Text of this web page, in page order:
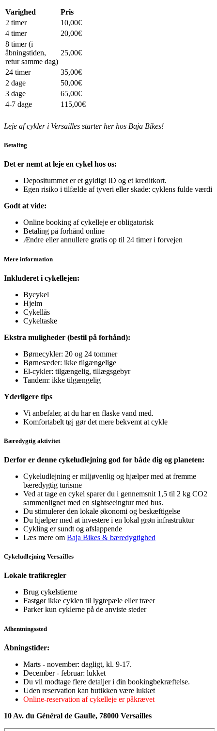
Varighed
Pris
2 timer
10,00€
4 timer
20,00€
8 timer (i
åbningstiden,
retur samme dag)
25,00€
24 timer
35,00€
2 dage
50,00€
3 dage
65,00€
4-7 dage
115,00€
Leje af cykler i Versailles starter her hos Baja Bikes!
Betaling
Det er nemt at leje en cykel hos os:
Depositummet er et gyldigt ID og et kreditkort.
Egen risiko i tilfælde af tyveri eller skade: cyklens fulde værdi
Godt at vide:
Online booking af cykelleje er obligatorisk
Betaling på forhånd online
Ændre eller annullere gratis op til 24 timer i forvejen
Mere information
Inkluderet i cykellejen:
Bycykel
Hjelm
Cykellås
Cykeltaske
Ekstra muligheder (bestil på forhånd):
Børnecykler: 20 og 24 tommer
Børnesæder: ikke tilgængelige
El-cykler: tilgængelig, tillægsgebyr
Tandem: ikke tilgængelig
Yderligere tips
Vi anbefaler, at du har en flaske vand med.
Komfortabelt tøj gør det mere bekvemt at cykle
Bæredygtig aktivitet
Derfor er denne cykeludlejning god for både dig og planeten:
Cykeludlejning er miljøvenlig og hjælper med at fremme
bæredygtig turisme
Ved at tage en cykel sparer du i gennemsnit 1,5 til 2 kg CO2
sammenlignet med en sightseeingtur med bus.
Du stimulerer den lokale økonomi og beskæftigelse
Du hjælper med at investere i en lokal grøn infrastruktur
Cykling er sundt og afslappende
Læs mere om Baja Bikes & bæredygtighed
Cykeludlejning Versailles
Lokale trafikregler
Brug cykelstierne
Fastgør ikke cyklen til lygtepæle eller træer
Parker kun cyklerne på de anviste steder
Afhentningssted
Åbningstider:
Marts - november: dagligt, kl. 9-17.
December - februar: lukket
Du vil modtage flere detaljer i din bookingbekræftelse.
Uden reservation kan butikken være lukket
Online-reservation af cykelleje er påkrævet
10 Av. du Général de Gaulle, 78000 Versailles